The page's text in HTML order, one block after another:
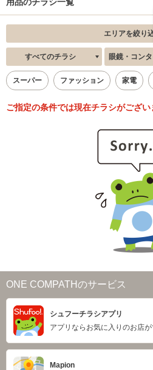
エリアを絞り込
すべてのチラシ 眼鏡・コンタ
スーパー ファッション 家電
ご指定の条件では現在チラシがござい
ONE COMPATHのサービス
シュフーチラシアプリ
アプリならお気に入りのお店が
Mapion